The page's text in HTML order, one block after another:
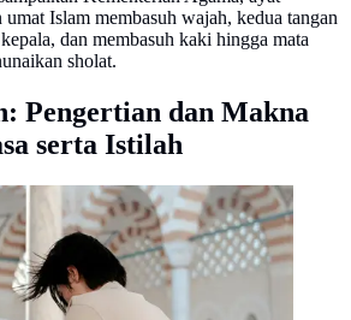
umat Islam membasuh wajah, kedua tangan
dan membasuh kaki hingga mata
sholat.
Pengertian dan Makna
serta Istilah
(Foto: Pexels/Mohamed hamdi)